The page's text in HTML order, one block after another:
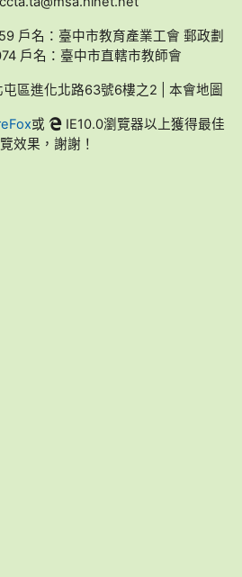
戶名：臺中市教育產業工會 郵政劃
戶名：臺中市直轄市教師會
區進化北路63號6樓之2 | 本會地圖
或
IE10.0瀏覽器以上獲得最佳
效果，謝謝！